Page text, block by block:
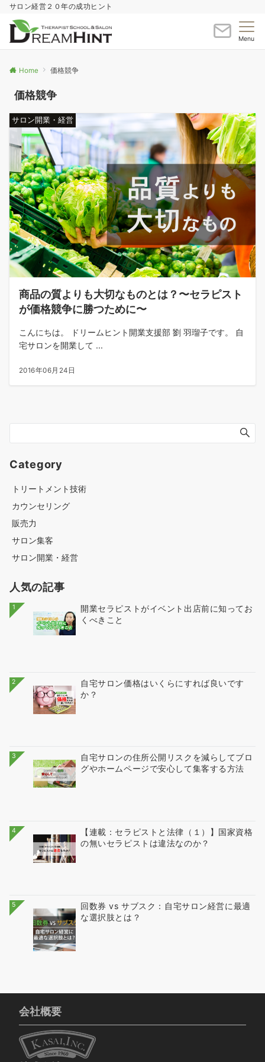
サロン経営２０年の成功ヒント
Menu
Home 価格競争
価格競争
サロン開業・経営
商品の質よりも大切なものとは？〜セラピスト
が価格競争に勝つために〜
こんにちは。 ドリームヒント開業支援部 劉 羽瑠子です。 自
宅サロンを開業して ...
2016年06月24日
Category
トリートメント技術
カウンセリング
販売力
サロン集客
サロン開業・経営
人気の記事
1
開業セラピストがイベント出店前に知ってお
くべきこと
2
自宅サロン価格はいくらにすれば良いです
か？
3
自宅サロンの住所公開リスクを減らしてブロ
グやホームページで安心して集客する方法
4
【連載：セラピストと法律（１）】国家資格
の無いセラピストは違法なのか？
5
回数券 vs サブスク：自宅サロン経営に最適
な選択肢とは？
会社概要